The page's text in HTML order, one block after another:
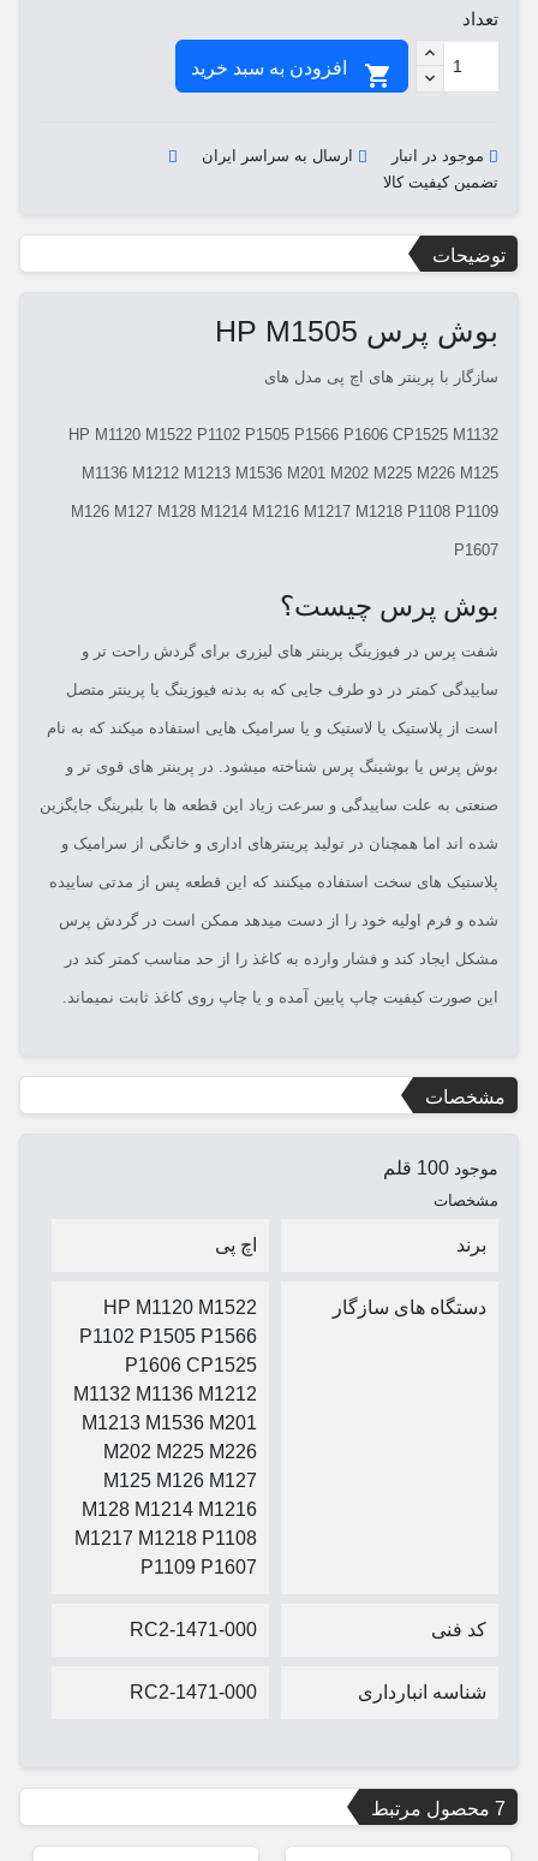
تعداد

موجود در انبار
ارسال به سراسر ایران
تضمین کیفیت کالا
توضیحات
بوش پرس HP M1505
سازگار با پرینتر های اچ پی مدل های
HP M1120 M1522 P1102 P1505 P1566 P1606 CP1525 M1132
M1136 M1212 M1213 M1536 M201 M202 M225 M226 M125
M126 M127 M128 M1214 M1216 M1217 M1218 P1108 P1109
P1607
بوش پرس چیست؟
شفت پرس در فیوزینگ پرینتر های لیزری برای گردش راحت تر و
ساییدگی کمتر در دو طرف جایی که به بدنه فیوزینگ یا پرینتر متصل
است از پلاستیک یا لاستیک و یا سرامیک هایی استفاده میکند که به نام
بوش پرس یا بوشینگ پرس شناخته میشود. در پرینتر های قوی تر و
صنعتی به علت ساییدگی و سرعت زیاد این قطعه ها با بلبرینگ جایگزین
شده اند اما همچنان در تولید پرینترهای اداری و خانگی از سرامیک و
پلاستیک های سخت استفاده میکنند که این قطعه پس از مدتی ساییده
شده و فرم اولیه خود را از دست میدهد ممکن است در گردش پرس
مشکل ایجاد کند و فشار وارده به کاغذ را از حد مناسب کمتر کند در
این صورت کیفیت چاپ پایین آمده و یا چاپ روی کاغذ ثابت نمیماند.
مشخصات
موجود 100 قلم
مشخصات
برند اچ پی
دستگاه های سازگار
HP M1120 M1522
P1102 P1505 P1566
P1606 CP1525
M1132 M1136 M1212
M1213 M1536 M201
M202 M225 M226
M125 M126 M127
M128 M1214 M1216
M1217 M1218 P1108
P1109 P1607
کد فنی RC2-1471-000
شناسه انبارداری RC2-1471-000
7 محصول مرتبط